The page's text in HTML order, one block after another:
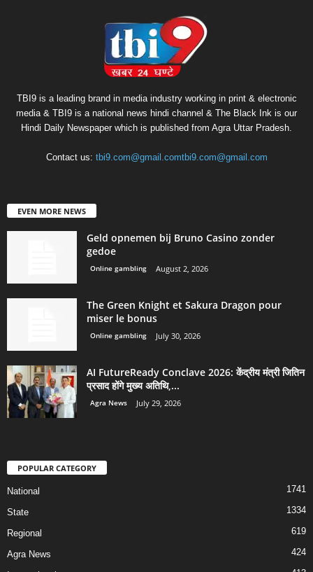
TBI9 is a leading brand in media industry working in print & electronic
media & TBI9 is a national news hindi channel & The Black Ink is our
Hindi Daily Newspaper which is published from Agra Uttar Pradesh.
Contact us: tbi9.com@gmail.comtbi9.com@gmail.com
EVEN MORE NEWS
Geld opnemen bij Bruno Casino zonder
gedoe
Online gambling August 2, 2026
The Green Knight et Sakura Dragon pour
miser le bonus
Online gambling July 30, 2026
AI FutureReady Conclave 2026: केंद्रीय मंत्री जितिन
प्रसाद होंगे मुख्य अतिथि,...
Agra News July 29, 2026
POPULAR CATEGORY
National 1741
State 1334
Regional 619
Agra News 424